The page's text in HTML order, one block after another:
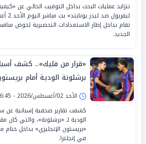
تتزايد عمليات البحث بداخل التوقيت الحالي عن
تقام بداخل إطار الاستعدادات التحضيرية لخوض
الجديد.
«قرار من فليك».. كشف
برشلونة الودية أمام
الأحد 02/أغسطس/2026 - 06:45 م
كشفت تقارير صحفية إسبانية عن
الودية لـ «برشلونة»، والتي كان
«بريستون الإنجليزي» بداخل ختام
في إنجلترا.